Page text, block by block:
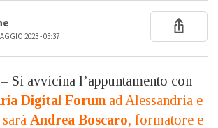
2023 - 05:37
Si avvicina l’appuntamento con
Digital Forum ad Alessandria e
Andrea Boscaro, formatore e